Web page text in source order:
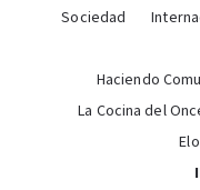
Sociedad
Haciendo
La Cocina del